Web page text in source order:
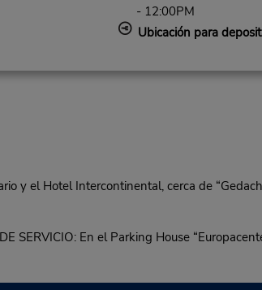
- 12:00PM
Ubicación para
y el Hotel Intercontinental, cerca de
SERVICIO: En el Parking House